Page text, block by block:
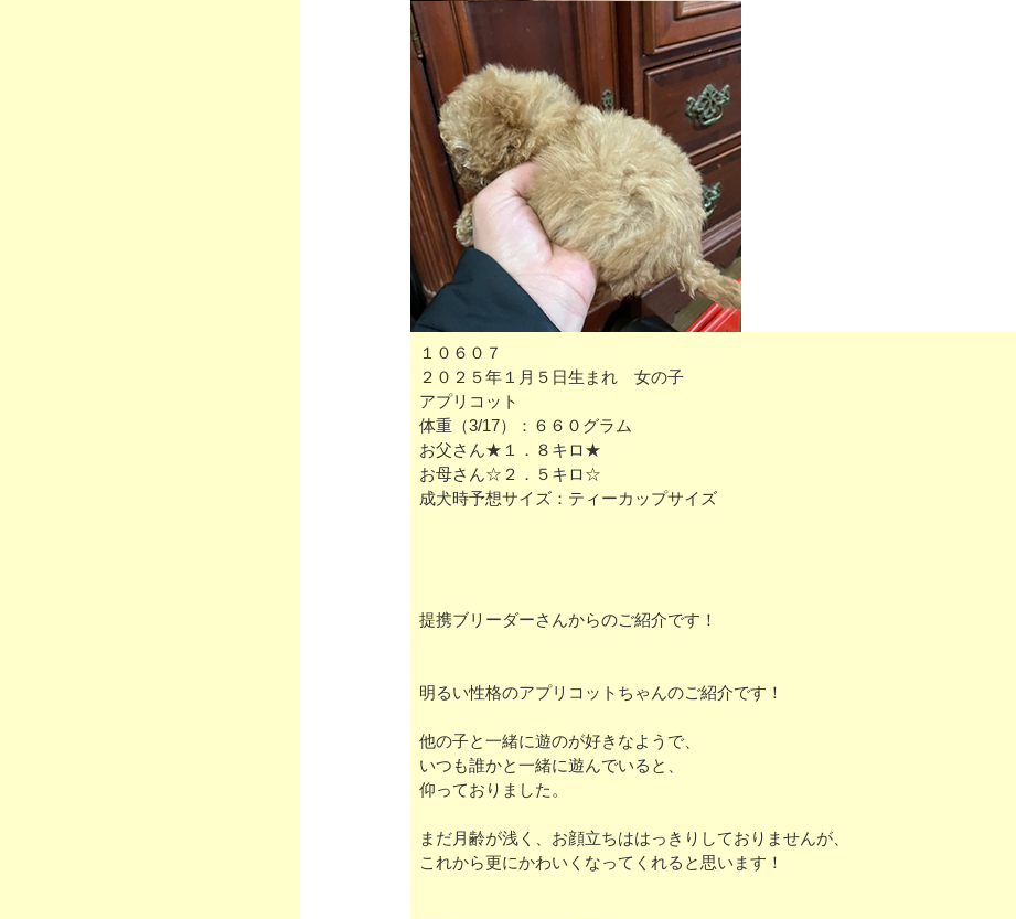
１０６０７
２０２５年１月５日生まれ 女の子
アプリコット
体重（3/17）：６６０グラム
お父さん★１．８キロ★
お母さん☆２．５キロ☆
成犬時予想サイズ：ティーカップサイズ
提携ブリーダーさんからのご紹介です！
明るい性格のアプリコットちゃんのご紹介です！
他の子と一緒に遊のが好きなようで、
いつも誰かと一緒に遊んでいると、
仰っておりました。
まだ月齢が浅く、お顔立ちははっきりしておりませんが、
これから更にかわいくなってくれると思います！